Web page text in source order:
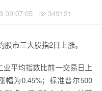
09:07:05 349121
市三大股指2日上涨。
平均指数比前一交易日上
幅为0.45%；标准普尔500